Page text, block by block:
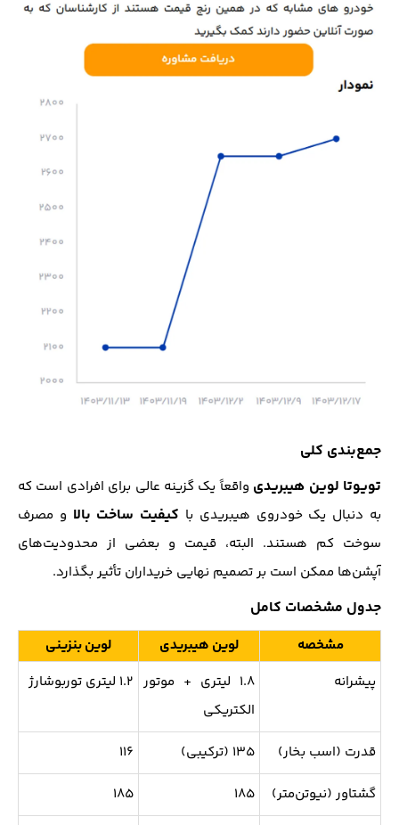
جمع‌بندی کلی
تویوتا لوین هیبریدی واقعاً یک گزینه عالی برای افرادی است که
به دنبال یک خودروی هیبریدی با کیفیت ساخت بالا و مصرف
سوخت کم هستند. البته، قیمت و بعضی از محدودیت‌های
آپشن‌ها ممکن است بر تصمیم نهایی خریداران تأثیر بگذارد.
جدول مشخصات کامل
لوین بنزینی لوین هیبریدی
مشخصه
۱.۲ لیتری توربوشارژ ۱.۸ لیتری + موتور
الکتریکی
پیشرانه
۱۱۶ ۱۳۵ (ترکیبی) قدرت (اسب بخار)
۱۸۵ ۱۸۵ گشتاور (نیوتن‌متر)